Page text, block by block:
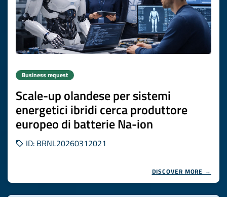
Business request
Scale-up olandese per sistemi
energetici ibridi cerca produttore
europeo di batterie Na-ion
ID: BRNL20260312021
DISCOVER MORE →